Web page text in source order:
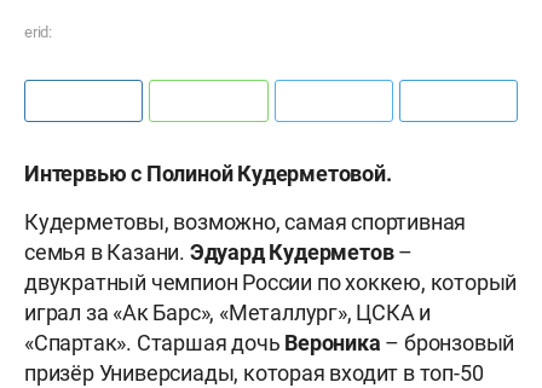
erid:
Интервью с Полиной Кудерметовой.
Кудерметовы, возможно, самая спортивная
семья в Казани. ЭдуардКудерметов–
двукратный чемпион России по хоккею, который
играл за «Ак Барс», «Металлург», ЦСКА и
«Спартак». Старшая дочь Вероника – бронзовый
призёр Универсиады, которая входит в топ-50